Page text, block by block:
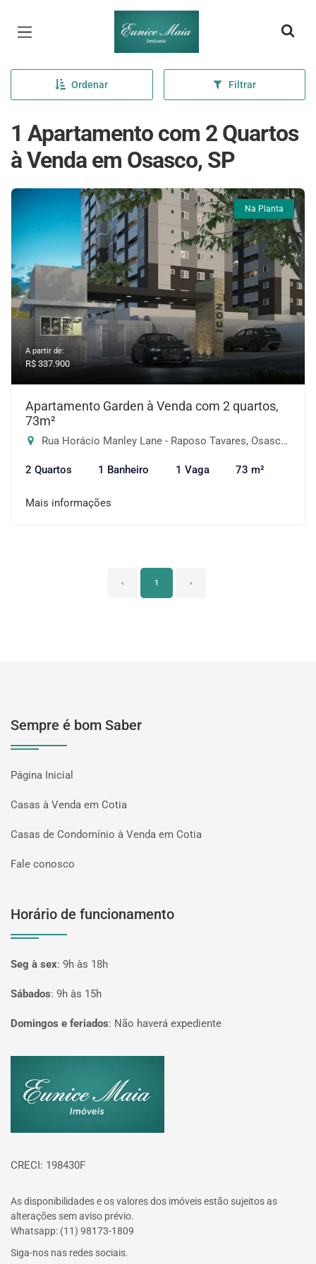
Página inicial
Ordenar Filtrar
1 Apartamento com 2 Quartos
à Venda em Osasco, SP
Na Planta
A partir de:
R$ 337.900
Apartamento Garden à Venda com 2 quartos,
73m²
Rua Horácio Manley Lane - Raposo Tavares, Osasco-SP
2 Quartos 1 Banheiro 1 Vaga 73 m²
Mais informações
‹ 1 ›
Sempre é bom Saber
Página Inicial
Casas à Venda em Cotia
Casas de Condomínio à Venda em Cotia
Fale conosco
Horário de funcionamento
Seg à sex: 9h às 18h
Sábados: 9h às 15h
Domingos e feriados: Não haverá expediente
CRECI: 198430F
As disponibilidades e os valores dos imóveis estão sujeitos as
alterações sem aviso prévio.
Whatsapp: (11) 98173-1809
Siga-nos nas redes sociais.